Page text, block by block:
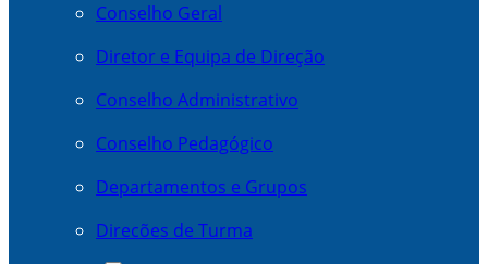
Conselho Geral
Diretor e Equipa de Direção
Conselho Administrativo
Conselho Pedagógico
Departamentos e Grupos
Direcões de Turma